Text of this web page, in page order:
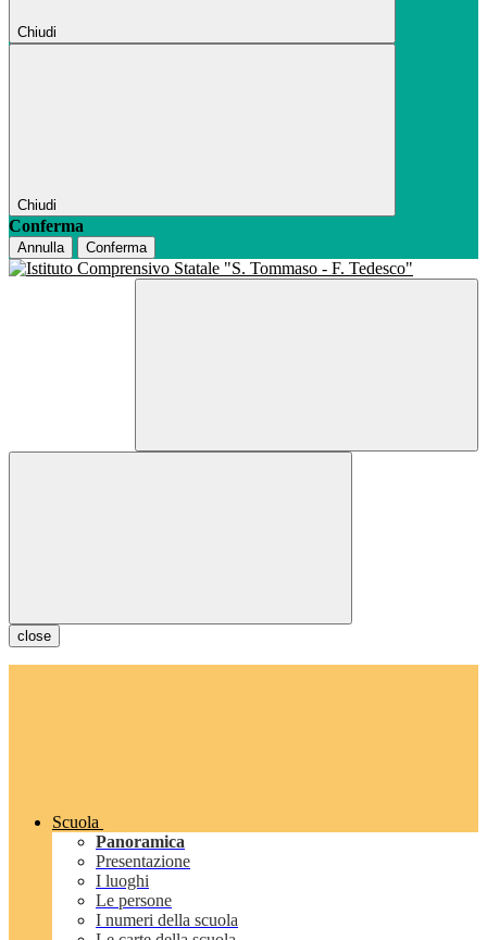
Chiudi
Chiudi
Conferma
Annulla Conferma
close
Scuola
Panoramica
Presentazione
I luoghi
Le persone
I numeri della scuola